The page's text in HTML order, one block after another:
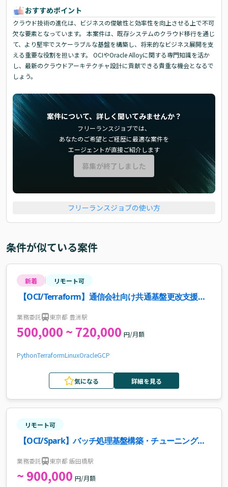
おすすめポイント
クラウド技術の進化は、ビジネスの俊敏性と効率性を向上させる上で不可
欠な要素となっています。 本案件は、既存システムのクラウド移行を通じ
て、より堅牢でスケーラブルな基盤を構築し、将来的なビジネス展開を支
える重要な役割を担います。 OCIやOracle Alloyに関する専門知識を活か
し、最新のクラウドアーキテクチャ設計に貢献できる貴重な機会となるで
しょう。
案件について、詳しく聞いてみませんか？
フリーランスジョブでは、
あなたのご希望とご経歴に最適な案件を
エージェントが直接ご紹介します
募集が終了しました
フリーランスジョブの使い方
条件が似ている案件
新着 リモート可
【OCI/Terraform】通信会社向け共通基盤更改支援案
業務委託 東京都 豊洲駅
500,000 ~ 720,000 円/月額
PythonTerraformLinuxOracleGCP
気になる 詳細を見る
リモート可
【OCI/Spark】バッチ処理基盤構築・チューニング案
業務委託 東京都 飯田橋駅
~ 900,000 円/月額